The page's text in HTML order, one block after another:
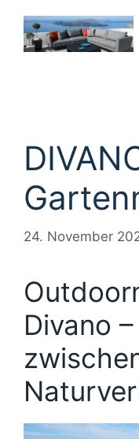
Inhalt
springen
24. November
Divano